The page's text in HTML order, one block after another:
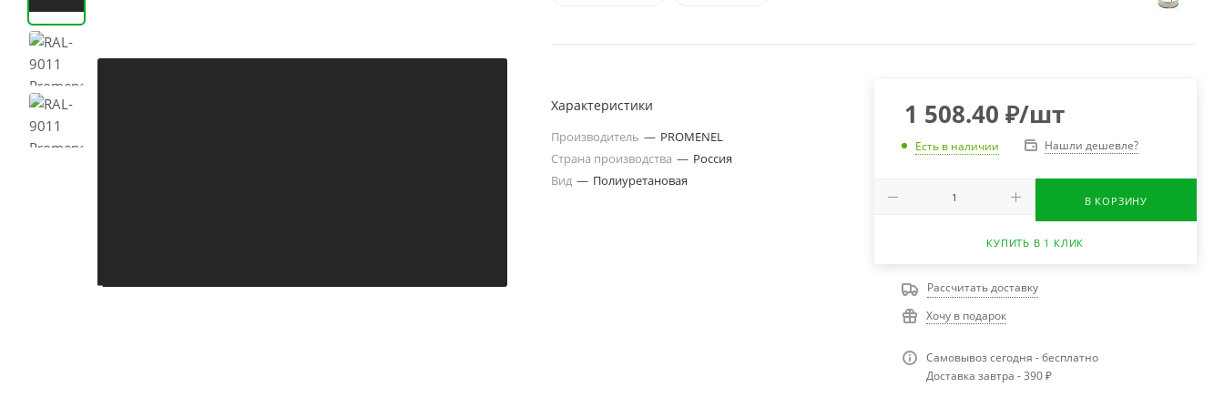
Характеристики
Производитель — PROMENEL
Страна производства — Россия
Вид — Полиуретановая
1 508.40 ₽/шт
Есть в наличии Нашли дешевле?
В КОРЗИНУ
КУПИТЬ В 1 КЛИК
Рассчитать доставку
Хочу в подарок
Самовывоз сегодня - бесплатно
Доставка завтра - 390 ₽